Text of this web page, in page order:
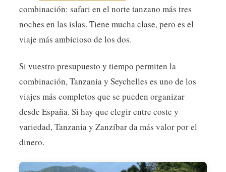
combinación: safari en el norte tanzano más tres
noches en las islas. Tiene mucha clase, pero es el
viaje más ambicioso de los dos.
Si vuestro presupuesto y tiempo permiten la
combinación, Tanzania y Seychelles es uno de los
viajes más completos que se pueden organizar
desde España. Si hay que elegir entre coste y
variedad, Tanzania y Zanzíbar da más valor por el
dinero.